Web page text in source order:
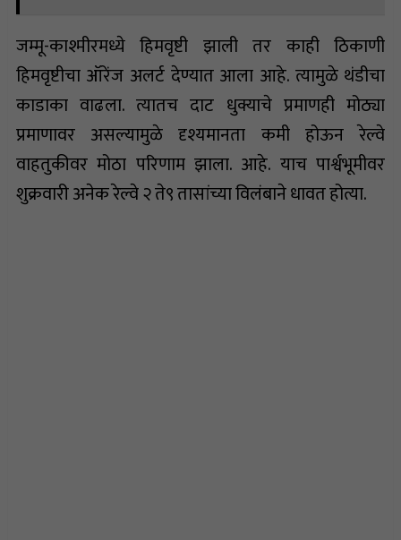
जम्मू-काश्मीरमध्ये हिमवृष्टी झाली तर काही ठिकाणी
हिमवृष्टीचा ऑरेंज अलर्ट देण्यात आला आहे. त्यामुळे थंडीचा
काडाका वाढला. त्यातच दाट धुक्याचे प्रमाणही मोठ्या
प्रमाणावर असल्यामुळे दृश्यमानता कमी होऊन रेल्वे
वाहतुकीवर मोठा परिणाम झाला. आहे. याच पार्श्वभूमीवर
शुक्रवारी अनेक रेल्वे २ ते९ तासांच्या विलंबाने धावत होत्या.